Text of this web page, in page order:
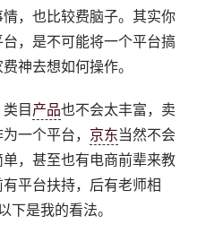
，也比较费脑子。其实你
台，是不可能将一个平台搞
神去想如何操作。
目 产品也不会太丰富，卖
一个平台， 京东当然不会
，甚至也有电商前辈来教
有平台扶持，后有老师相
下是我的看法。